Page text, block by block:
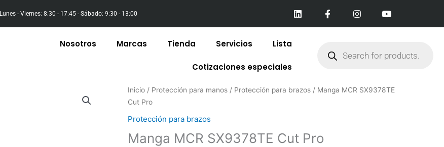
Lunes - Viernes: 8:30 - 17:45 - Sábado: 9:30 - 13:00
i
n
k
a
c
e
o
n
s
t
r
o
t
e
Nosotros Marcas Tienda Servicios Lista
Cotizaciones especiales
Inicio / Protección para manos / Protección para brazos / Manga MCR SX9378TE
Cut Pro
Protección para brazos
Manga MCR SX9378TE Cut Pro